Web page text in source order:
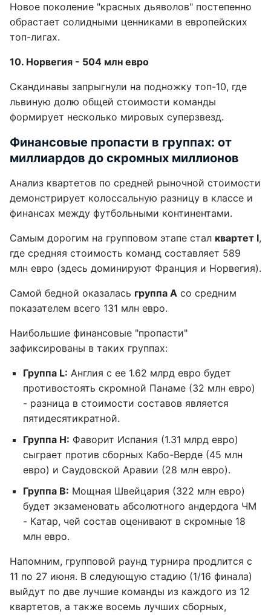
Новое поколение "красных дьяволов" постепенно
обрастает солидными ценниками в европейских
топ-лигах.
10. Норвегия - 504 млн евро
Скандинавы запрыгнули на подножку топ-10, где
львиную долю общей стоимости команды
формирует несколько мировых суперзвезд.
Финансовые пропасти в группах: от
миллиардов до скромных миллионов
Анализ квартетов по средней рыночной стоимости
демонстрирует колоссальную разницу в классе и
финансах между футбольными континентами.
Самым дорогим на групповом этапе стал квартет I,
где средняя стоимость команд составляет 589
млн евро (здесь доминируют Франция и Норвегия).
Самой бедной оказалась группа А со средним
показателем всего 131 млн евро.
Наибольшие финансовые "пропасти"
зафиксированы в таких группах:
Группа L: Англия с ее 1.62 млрд евро будет
противостоять скромной Панаме (32 млн евро)
- разница в стоимости составов является
пятидесятикратной.
Группа H: Фаворит Испания (1.31 млрд евро)
сыграет против сборных Кабо-Верде (45 млн
евро) и Саудовской Аравии (28 млн евро).
Группа B: Мощная Швейцария (322 млн евро)
будет экзаменовать абсолютного андердога ЧМ
- Катар, чей состав оценивают в скромные 18
млн евро.
Напомним, групповой раунд турнира продлится с
11 по 27 июня. В следующую стадию (1/16 финала)
выйдут по две лучшие команды из каждого из 12
квартетов, а также восемь лучших сборных,